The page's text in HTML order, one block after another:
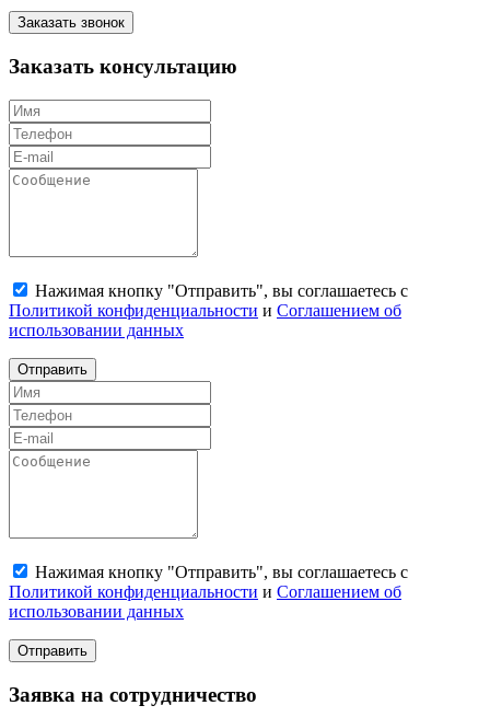
Заказать звонок
Заказать консультацию
Нажимая кнопку "Отправить", вы соглашаетесь с
Политикой конфиденциальности и Соглашением об
использовании данных
Отправить
Нажимая кнопку "Отправить", вы соглашаетесь с
Политикой конфиденциальности и Соглашением об
использовании данных
Отправить
Заявка на сотрудничество